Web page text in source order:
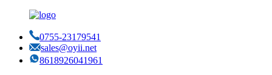
0755-23179541
sales@oyii.net
8618926041961